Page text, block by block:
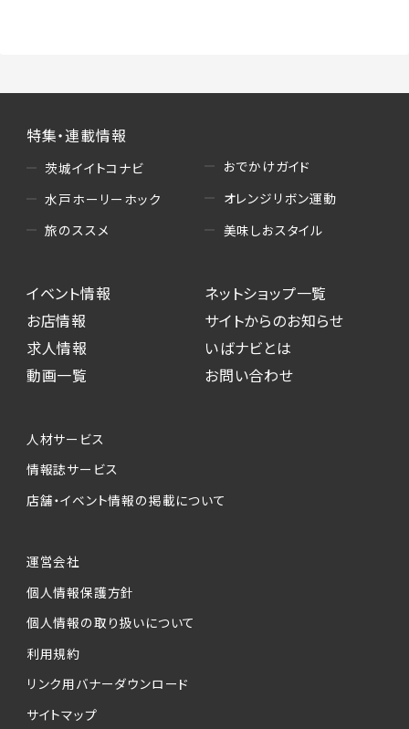
特集・連載情報
茨城イイトコナビ
水戸ホーリーホック
旅のススメ
おでかけガイド
オレンジリボン運動
美味しおスタイル
イベント情報
お店情報
求人情報
動画一覧
ネットショップ一覧
サイトからのお知らせ
いばナビとは
お問い合わせ
人材サービス
情報誌サービス
店舗・イベント情報の掲載について
運営会社
個人情報保護方針
個人情報の取り扱いについて
利用規約
リンク用バナーダウンロード
サイトマップ